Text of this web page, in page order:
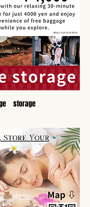
　storage